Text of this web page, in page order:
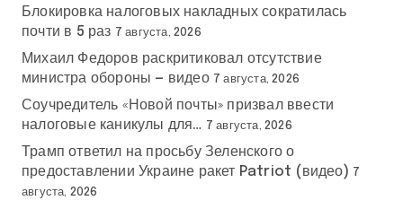
Блокировка налоговых накладных сократилась
почти в 5 раз 7 августа, 2026
Михаил Федоров раскритиковал отсутствие
министра обороны — видео 7 августа, 2026
Соучредитель «Новой почты» призвал ввести
налоговые каникулы для… 7 августа, 2026
Трамп ответил на просьбу Зеленского о
предоставлении Украине ракет Patriot (видео) 7
августа, 2026